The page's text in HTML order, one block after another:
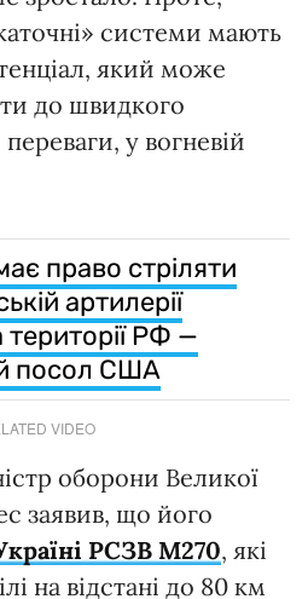
системи мають
який може
до швидкого
у вогневій
право стріляти
артилерії
території РФ —
посол США
VIDEO
оборони Великої
заявив, що його
РСЗВ M270, які
на відстані до 80 км